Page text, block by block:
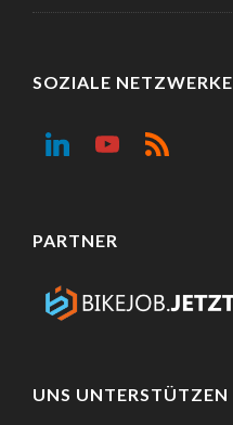
SOZIALE NETZWERKE
PARTNER
UNS UNTERSTÜTZEN